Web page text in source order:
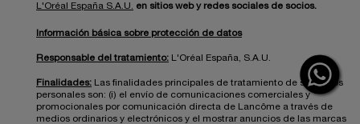
L'Oréal España S.A.U.
en sitios web y redes sociales de socios.
Información básica sobre protección de datos
Responsable del tratamiento: L'Oréal España, S.A.U.
Finalidades: Las finalidades principales de tratamiento de sus datos
personales son: (i) el envío de comunicaciones comerciales y
promocionales por comunicación directa de Lancôme a través de
medios ordinarios y electrónicos y el mostrar anuncios de las marcas